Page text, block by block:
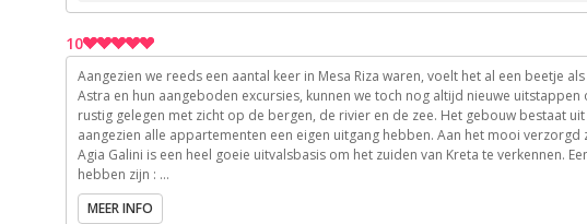
10
10
10
10
10
Aangezien we reeds een aantal keer in Mesa Riza waren, voelt het al een beetje
Astra en hun aangeboden excursies, kunnen we toch nog altijd nieuwe
rustig gelegen met zicht op de bergen, de rivier en de zee. Het gebouw bestaat
aangezien alle appartementen een eigen uitgang hebben. Aan het mooi
Agia Galini is een heel goeie uitvalsbasis om het zuiden van Kreta te verkennen.
hebben zijn :
De Rouvas kloof.
Een tocht naar een bergtop met enkele windmolens, waar je een prachtig zicht op
MEER INFO